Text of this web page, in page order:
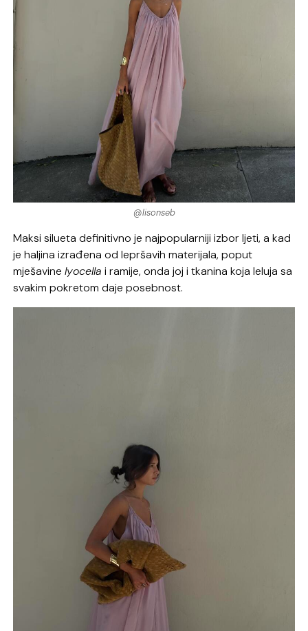
@lisonseb
Maksi silueta definitivno je najpopularniji izbor ljeti, a kad
je haljina izrađena od lepršavih materijala, poput
mješavinelyocella i ramije, onda joj i tkanina koja leluja sa
svakim pokretom daje posebnost.